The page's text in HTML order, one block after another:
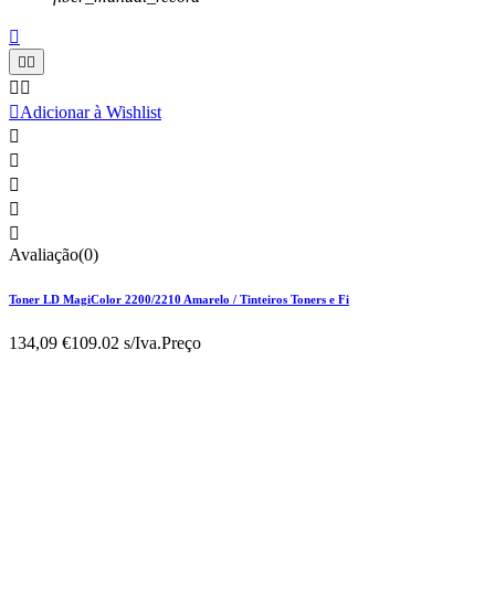

 
 
Adicionar à Wishlist





Avaliação(0)
Toner LD MagiColor 2200/2210 Amarelo / Tinteiros Toners e Fi
134,09 €109.02 s/Iva.Preço